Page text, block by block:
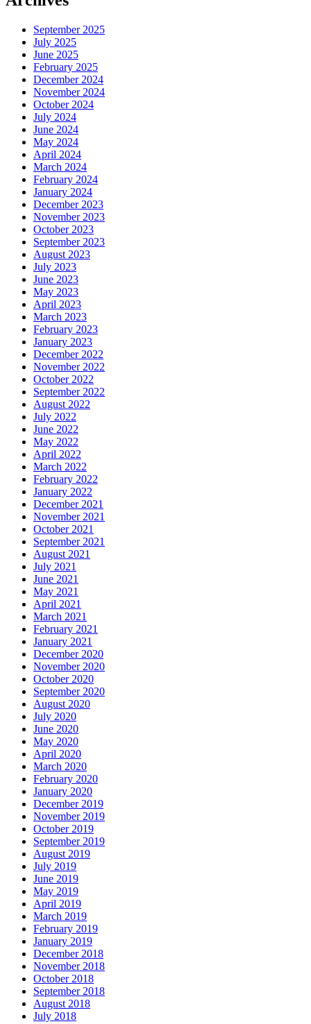
September 2025
July 2025
June 2025
February 2025
December 2024
November 2024
October 2024
July 2024
June 2024
May 2024
April 2024
March 2024
February 2024
January 2024
December 2023
November 2023
October 2023
September 2023
August 2023
July 2023
June 2023
May 2023
April 2023
March 2023
February 2023
January 2023
December 2022
November 2022
October 2022
September 2022
August 2022
July 2022
June 2022
May 2022
April 2022
March 2022
February 2022
January 2022
December 2021
November 2021
October 2021
September 2021
August 2021
July 2021
June 2021
May 2021
April 2021
March 2021
February 2021
January 2021
December 2020
November 2020
October 2020
September 2020
August 2020
July 2020
June 2020
May 2020
April 2020
March 2020
February 2020
January 2020
December 2019
November 2019
October 2019
September 2019
August 2019
July 2019
June 2019
May 2019
April 2019
March 2019
February 2019
January 2019
December 2018
November 2018
October 2018
September 2018
August 2018
July 2018